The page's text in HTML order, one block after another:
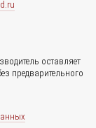
оставляет
предварительного